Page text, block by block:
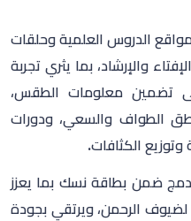
الدروس العلمية وحلقات
والإرشاد، بما يثري تجربة
إلى تضمين معلومات الطقس،
الطواف والسعي، ودورات
الكثافات.
ضمن بطاقة نسك بما يعزز
الرحمن، ويرتقي بجودة